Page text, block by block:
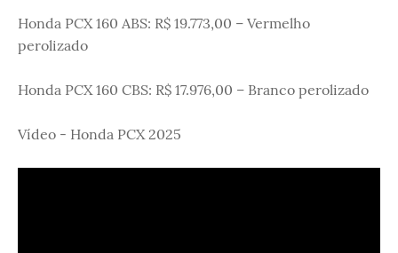
Honda PCX 160 ABS: R$ 19.773,00 – Vermelho
perolizado
Honda PCX 160 CBS: R$ 17.976,00 – Branco perolizado
Vídeo - Honda PCX 2025